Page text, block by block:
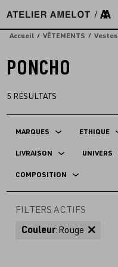
directement
auAccueil VÊTEMENTS Vestes
PONCHO
5 RÉSULTATS
MARQUES ETHIQUE
LIVRAISON UNIVERS
COMPOSITION
FILTERS ACTIFS
Couleur:Rouge